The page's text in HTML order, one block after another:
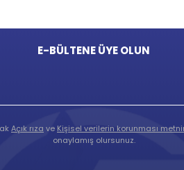
E-BÜLTENE ÜYE OLUN
Açık rıza ve Kişisel verilerin korunması
onaylamış olursunuz.